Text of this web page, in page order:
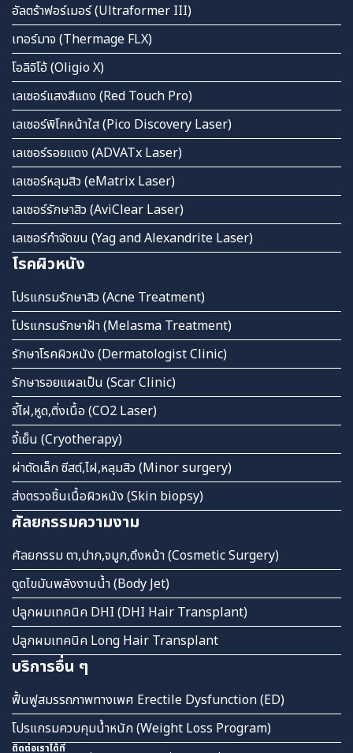
อัลตร้าฟอร์เมอร์ (Ultraformer III)
เทอร์มาจ (Thermage FLX)
โอลิจิโอ้ (Oligio X)
เลเซอร์แสงสีแดง (Red Touch Pro)
เลเซอร์พิโคหน้าใส (Pico Discovery Laser)
เลเซอร์รอยแดง (ADVATx Laser)
เลเซอร์หลุมสิว (eMatrix Laser)
เลเซอร์รักษาสิว (AviClear Laser)
เลเซอร์กำจัดขน (Yag and Alexandrite Laser)
โรคผิวหนัง
โปรแกรมรักษาสิว (Acne Treatment)
โปรแกรมรักษาฝ้า (Melasma Treatment)
รักษาโรคผิวหนัง (Dermatologist Clinic)
รักษารอยแผลเป็น (Scar Clinic)
จี้ไฝ,หูด,ติ่งเนื้อ (CO2 Laser)
จี้เย็น (Cryotherapy)
ผ่าตัดเล็ก ซีสต์,ไฝ,หลุมสิว (Minor surgery)
ส่งตรวจชิ้นเนื้อผิวหนัง (Skin biopsy)
ศัลยกรรมความงาม
ศัลยกรรม ตา,ปาก,จมูก,ดึงหน้า (Cosmetic Surgery)
ดูดไขมันพลังงานน้ำ (Body Jet)
ปลูกผมเทคนิค DHI (DHI Hair Transplant)
ปลูกผมเทคนิค Long Hair Transplant
บริการอื่น ๆ
ฟื้นฟูสมรรถภาพทางเพศ Erectile Dysfunction (ED)
โปรแกรมควบคุมน้ำหนัก (Weight Loss Program)
ติดต่อเราได้ที่